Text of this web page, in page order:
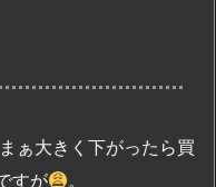
ぁ大きく下がったら買
すが
。